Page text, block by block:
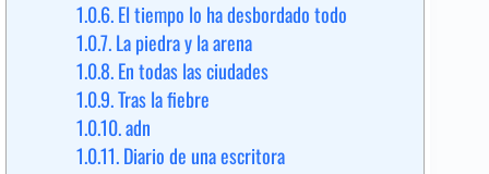
1.0.6.El tiempo lo ha desbordado todo
1.0.7.La piedra y la arena
1.0.8.En todas las ciudades
1.0.9.Tras la fiebre
1.0.10.adn
1.0.11.Diario de una escritora